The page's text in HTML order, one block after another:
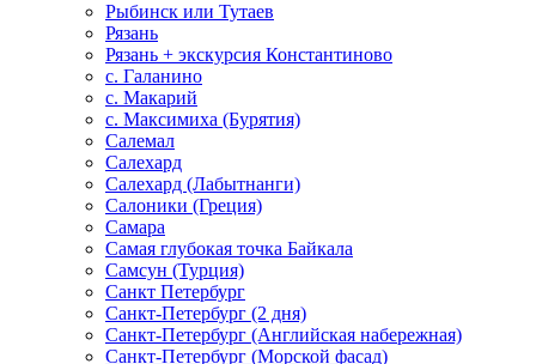
Рыбинск или Тутаев
Рязань
Рязань + экскурсия Константиново
с. Галанино
с. Макарий
с. Максимиха (Бурятия)
Салемал
Салехард
Салехард (Лабытнанги)
Салоники (Греция)
Самара
Самая глубокая точка Байкала
Самсун (Турция)
Санкт Петербург
Санкт-Петербург (2 дня)
Санкт-Петербург (Английская набережная)
Санкт-Петербург (Морской фасад)